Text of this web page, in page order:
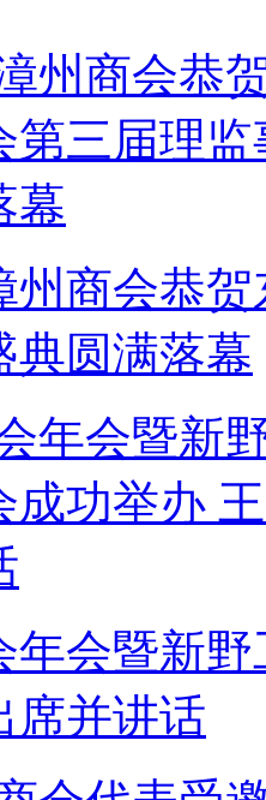
州商会恭
典圆满落幕
年会暨新
席并讲话